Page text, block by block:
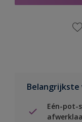
Belangrijkste
Eén-pot-